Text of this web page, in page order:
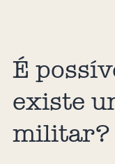
É
existe
militar?